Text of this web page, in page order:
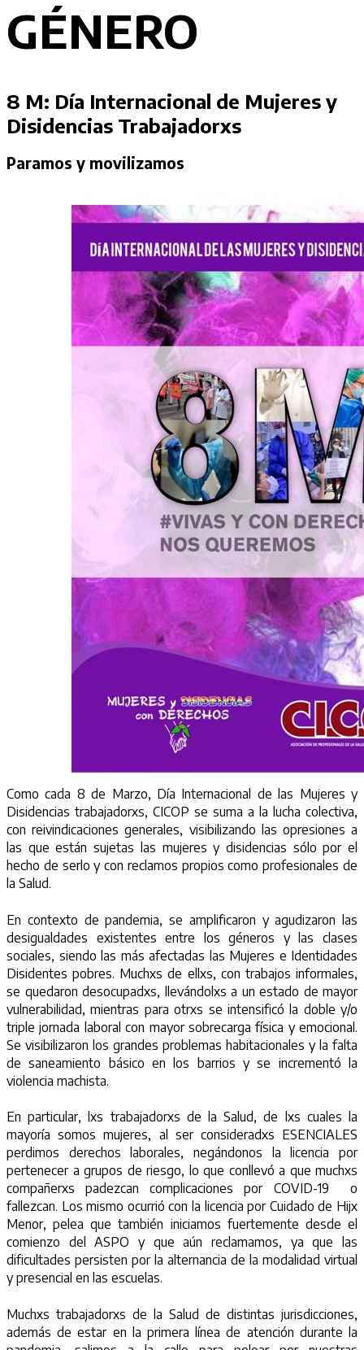
GÉNERO
8 M: Día Internacional de Mujeres y
Disidencias Trabajadorxs
Paramos y movilizamos
Como cada 8 de Marzo, Día Internacional de las Mujeres y
Disidencias trabajadorxs, CICOP se suma a la lucha colectiva,
con reivindicaciones generales, visibilizando las opresiones a
las que están sujetas las mujeres y disidencias sólo por el
hecho de serlo y con reclamos propios como profesionales de
la Salud.
En contexto de pandemia, se amplificaron y agudizaron las
desigualdades existentes entre los géneros y las clases
sociales, siendo las más afectadas las Mujeres e Identidades
Disidentes pobres. Muchxs de ellxs, con trabajos informales,
se quedaron desocupadxs, llevándolxs a un estado de mayor
vulnerabilidad, mientras para otrxs se intensificó la doble y/o
triple jornada laboral con mayor sobrecarga física y emocional.
Se visibilizaron los grandes problemas habitacionales y la falta
de saneamiento básico en los barrios y se incrementó la
violencia machista.
En particular, lxs trabajadorxs de la Salud, de lxs cuales la
mayoría somos mujeres, al ser consideradxs ESENCIALES
perdimos derechos laborales, negándonos la licencia por
pertenecer a grupos de riesgo, lo que conllevó a que muchxs
compañerxs padezcan complicaciones por COVID-19 o
fallezcan. Los mismo ocurrió con la licencia por Cuidado de Hijx
Menor, pelea que también iniciamos fuertemente desde el
comienzo del ASPO y que aún reclamamos, ya que las
dificultades persisten por la alternancia de la modalidad virtual
y presencial en las escuelas.
Muchxs trabajadorxs de la Salud de distintas jurisdicciones,
además de estar en la primera línea de atención durante la